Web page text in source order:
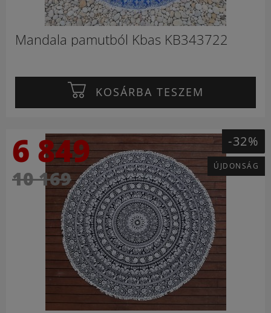
Mandala pamutból Kbas KB343722
KOSÁRBA TESZEM
6 849
10 169
-32%
ÚJDONSÁG